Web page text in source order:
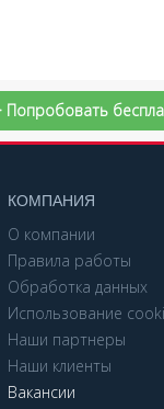
Попробовать
КОМПАНИЯ
О компании
Правила работы
Обработка данных
Использование
Наши партнеры
Наши клиенты
Вакансии